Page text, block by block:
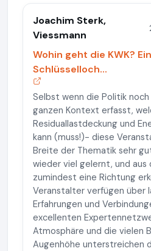
Joachim Sterk,
Viessmann
Wohin geht die KWK?
Schlüsselloch...
Selbst wenn die Politik
ganzen Kontext erfasst,
Residuallastdeckung und
kann (muss!)- diese
Breite der Thematik sehr
wieder viel gelernt, und
zumindest eine Richtung
Veranstalter verfügen über
Erfahrungen und
excellenten
Atmosphäre und die vielen
Augenhöhe unterstreichen